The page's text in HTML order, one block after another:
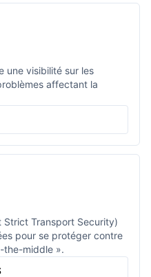
une visibilité sur les
affectant la
Strict Transport Security)
pour se protéger contre
the-middle ».